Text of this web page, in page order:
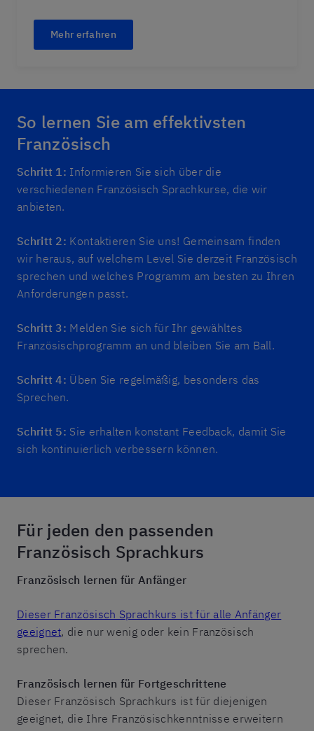
Mehr erfahren
So lernen Sie am effektivsten
Französisch
Schritt 1: Informieren Sie sich über die
verschiedenen Französisch Sprachkurse, die wir
anbieten.
Schritt 2: Kontaktieren Sie uns! Gemeinsam finden
wir heraus, auf welchem Level Sie derzeit Französisch
sprechen und welches Programm am besten zu Ihren
Anforderungen passt.
Schritt 3: Melden Sie sich für Ihr gewähltes
Französischprogramm an und bleiben Sie am Ball.
Schritt 4: Üben Sie regelmäßig, besonders das
Sprechen.
Schritt 5: Sie erhalten konstant Feedback, damit Sie
sich kontinuierlich verbessern können.
Für jeden den passenden
Französisch Sprachkurs
Französisch lernen für Anfänger
Dieser Französisch Sprachkurs ist für alle Anfänger
geeignet, die nur wenig oder kein Französisch
sprechen.
Französisch lernen für Fortgeschrittene
Dieser Französisch Sprachkurs ist für diejenigen
geeignet, die Ihre Französischkenntnisse erweitern